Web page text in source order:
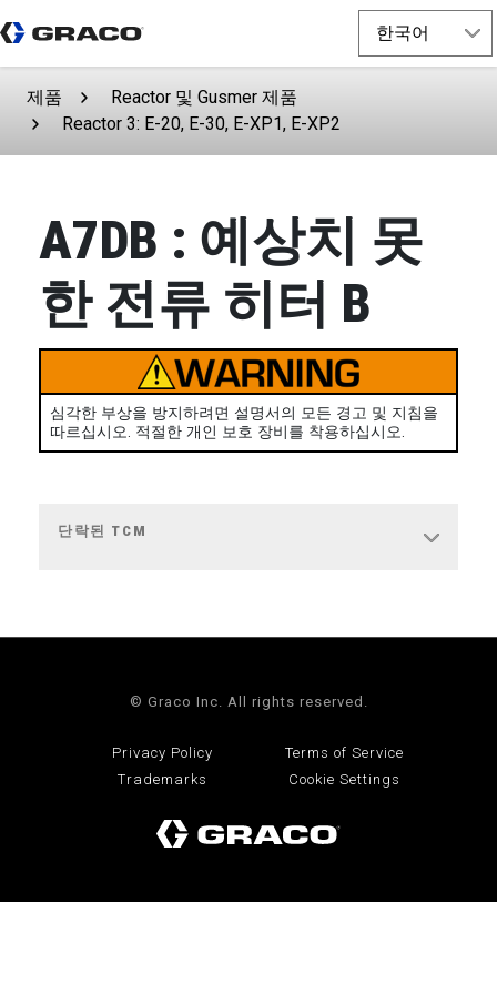
제품
Reactor 및 Gusmer 제품
Reactor 3: E-20, E-30, E-XP1, E-XP2
A7DB : 예상치 못
한 전류 히터 B
심각한 부상을 방지하려면 설명서의 모든 경고 및 지침을
따르십시오. 적절한 개인 보호 장비를 착용하십시오.
단락된 TCM
© Graco Inc. All rights reserved.
Privacy Policy
Terms of Service
Trademarks
Cookie Settings